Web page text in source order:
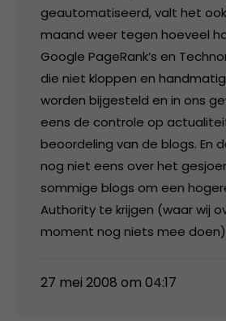
geautomatiseerd, valt het
maand weer tegen hoeveel
Google PageRank’s en
die niet kloppen en
worden bijgesteld en in ons
eens de controle op
beoordeling van de blogs. En
nog niet eens over het
sommige blogs om een
Authority te krijgen (waar wij
moment nog niets mee
27 mei 2008 om 04:17